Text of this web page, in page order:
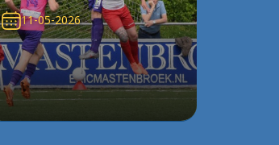
11-05-2026